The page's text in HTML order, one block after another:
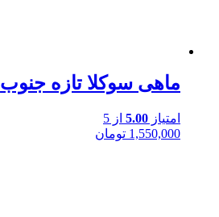
ماهی سوکلا تازه جنوب
امتیاز 5.00 از 5
1,550,000 تومان